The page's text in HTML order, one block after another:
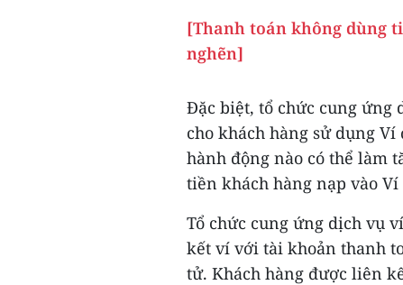
[Thanh toán không dùng
nghẽn]
Đặc biệt, tổ chức cung ứng
cho khách hàng sử dụng
hành động nào có thể làm
tiền khách hàng nạp vào
Tổ chức cung ứng dịch vụ
kết ví với tài khoản thanh
tử. Khách hàng được liên